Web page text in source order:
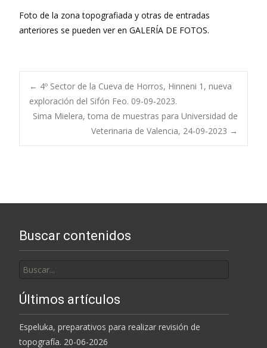
Foto de la zona topografiada y otras de entradas
anteriores se pueden ver en GALERÍA DE FOTOS.
Navegación
← 4º Sector de la Cueva de Horros, Hinneni 1, nueva
exploración del Sifón Feo. 09-09-2023.
Sima Mielera, toma de muestras para Universidad de
Veterinaria de Valencia, 24-09-2023 →
Buscar contenidos
por:
Últimos artículos
Espeluka, preparativos para realizar revisión de
topografía. 20-06-2026